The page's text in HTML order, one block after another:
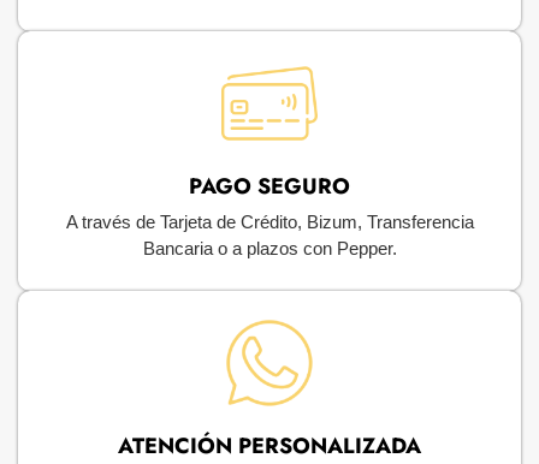
PAGO SEGURO
A través de Tarjeta de Crédito, Bizum, Transferencia
Bancaria o a plazos con Pepper.
ATENCIÓN PERSONALIZADA